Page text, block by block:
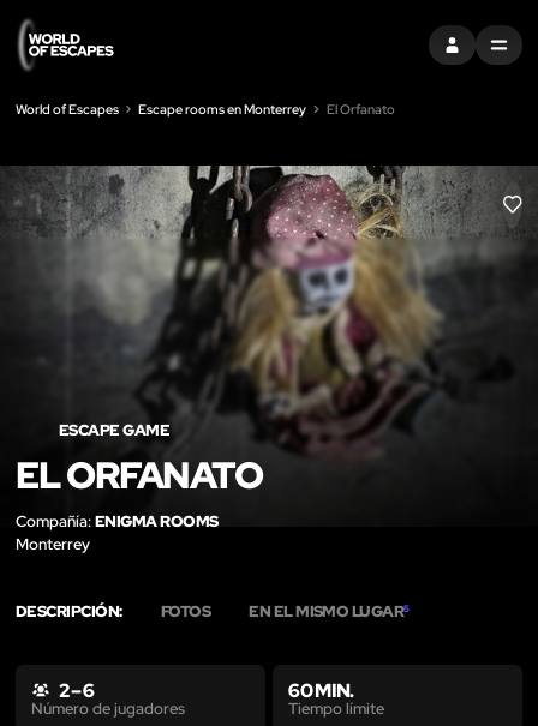
ENTRARMENU
World of Escapes Escape rooms en Monterrey El Orfanato
LIKE
ESCAPE GAME
EL ORFANATO
Compañía:ENIGMA ROOMS
Monterrey
DESCRIPCIÓN: FOTOS EN EL MISMO LUGAR5
2 – 6
Número de jugadores
60 MIN.
Tiempo límite